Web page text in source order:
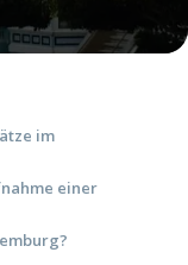
im
einer